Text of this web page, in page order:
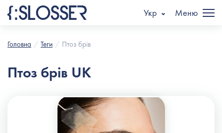
Укр Меню
Головна Теги Птоз брів
Птоз брів UK